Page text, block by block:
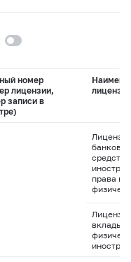
номер
лицензии,
записи в
лицензии
права
вклады